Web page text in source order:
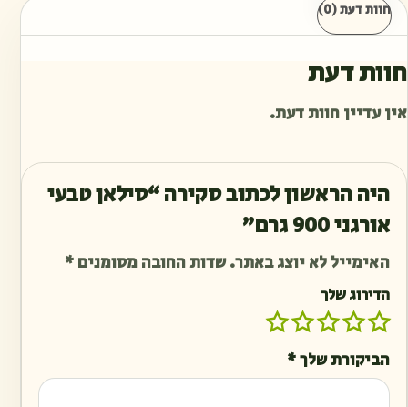
חוות דעת (0)
חוות דעת
אין עדיין חוות דעת.
היה הראשון לכתוב סקירה “סילאן טבעי
אורגני 900 גרם”
האימייל לא יוצג באתר.שדות החובה מסומנים*
הדירוג שלך
הביקורת שלך*